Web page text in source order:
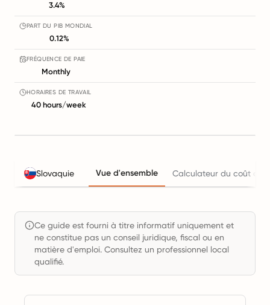
3.4%
PART DU PIB MONDIAL
0.12%
FRÉQUENCE DE PAIE
Monthly
HORAIRES DE TRAVAIL
40 hours/week
Slovaquie Vue d'ensemble Calculateur du coût de
Ce guide est fourni à titre informatif uniquement et
ne constitue pas un conseil juridique, fiscal ou en
matière d'emploi. Consultez un professionnel local
qualifié.